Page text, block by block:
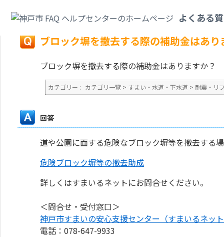
よくある
戻る
ブロック塀を撤去する際の補助金はあり
ブロック塀を撤去する際の補助金はありますか？
カテゴリー : カテゴリ一覧 > すまい・水道・下水道 > 耐震・リ
回答
道や公園に面する危険なブロック塀等を撤去する
危険ブロック塀等の撤去助成
詳しくはすまいるネットにお問合せください。
＜問合せ・受付窓口＞
神戸市すまいの安心支援センター（すまいるネッ
電話：078-647-9933